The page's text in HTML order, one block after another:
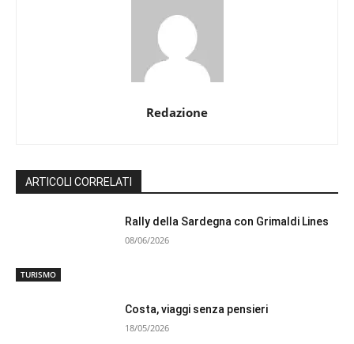
Redazione
ARTICOLI CORRELATI
TURISMO
Rally della Sardegna con Grimaldi Lines
08/06/2026
Costa, viaggi senza pensieri
18/05/2026